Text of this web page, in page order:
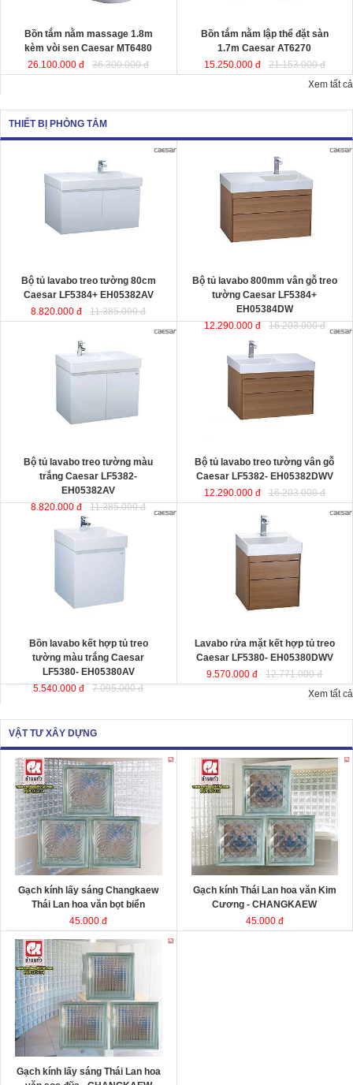
Bồn tắm nằm massage 1.8m
kèm vòi sen Caesar MT6480
26.100.000 đ
36.300.000 đ
Bồn tắm nằm lập thể đặt sàn
1.7m Caesar AT6270
15.250.000 đ
21.153.000 đ
Xem tất cả
THIẾT BỊ PHÒNG TẮM
Caesar LF5384+ EH05382AV
thiết kế đầy cảm hứng và sáng tạo
theo phong cách tối giản hiện đại.
không gian phòng tắm.
Bộ tủ lavabo treo tường 80cm
Caesar LF5384+ EH05382AV
8.820.000 đ
11.385.000 đ
Bộ tủ lavabo 800mm vân gỗ treo
tường Caesar LF5384+
EH05384DW
được thiết kế đầy cảm
hứng và sáng tạo theo phong cách
tối giản hiện đại. Thể hiện chất
lượng thẩm mỹ của không gian
phòng tắm.
Bộ tủ lavabo 800mm vân gỗ treo
tường Caesar LF5384+
EH05384DW
12.290.000 đ
16.203.000 đ
Bộ tủ lavabo treo tường màu trắng
Caesar LF5382- EH05382AV
thiết kế đầy cảm hứng và sáng tạo
theo phong cách tối giản hiện đại.
: 500x800x100 mm.
Bộ tủ lavabo treo tường màu
trắng Caesar LF5382-
EH05382AV
8.820.000 đ
11.385.000 đ
Caesar LF5382-
EH05382DWV đ
ược thiết kế đầy
cảm hứng và sáng tạo theo phong
cách tối giản hiện đại. Thể hiện chất
lượng thẩm mỹ của không gian
Bộ tủ lavabo treo tường vân gỗ
Caesar LF5382- EH05382DWV
12.290.000 đ
16.203.000 đ
Bồn lavabo kết hợp tủ treo tường
màu trắng Caesar LF5380-
EH05380AV
ược thiết kế đầy cảm
lượng thẩm mỹ của không gian
Bồn lavabo kết hợp tủ treo
tường màu trắng Caesar
LF5380- EH05380AV
5.540.000 đ
7.095.000 đ
Lavabo rửa mặt kết hợp tủ treo
Caesar LF5380- EH05380DWV
ược thiết kế đầy cảm hứng và sáng
tạo theo phong cách tối giản hiện
đại. Thể hiện chất lượng thẩm mỹ
của không gian phòng tắm.
: 500x500x100 mm.
Lavabo rửa mặt kết hợp tủ treo
Caesar LF5380- EH05380DWV
9.570.000 đ
12.771.000 đ
Xem tất cả
VẬT TƯ XÂY DỰNG
Gạch kính lấy sáng Changkaew
gạch
kính Thái Lan
Kích thước
Đóng gói
Gạch kính lấy sáng Changkaew
Thái Lan hoa văn bọt biển
45.000 đ
Gạch kính lấy sángChangkaew
gạch
kính Thái Lan
Kích thước
Đóng gói
Gạch kính Thái Lan hoa văn Kim
Cương - CHANGKAEW
45.000 đ
Gạch kính lấy sáng Changkaew
gạch
kính Thái Lan
Kích thước
Đóng gói
Gạch kính lấy sáng Thái Lan hoa